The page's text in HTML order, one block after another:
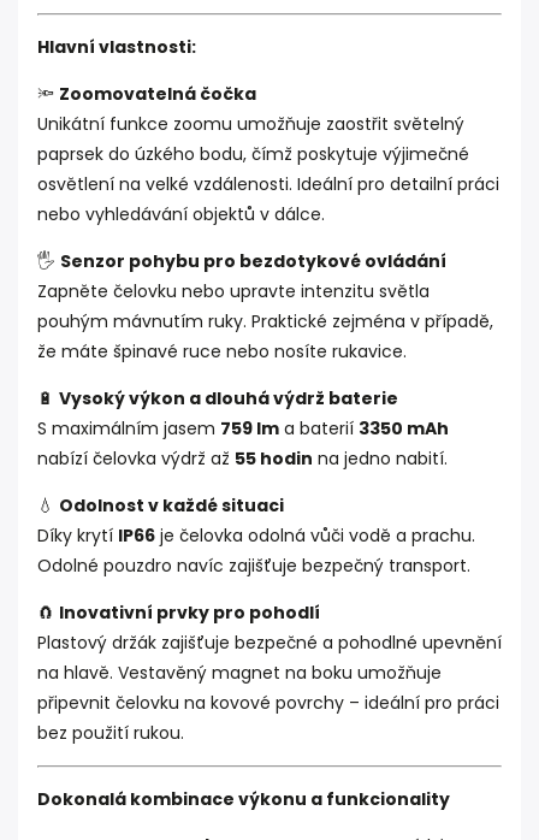
Hlavní vlastnosti:
🔦 Zoomovatelná čočka
Unikátní funkce zoomu umožňuje zaostřit světelný
paprsek do úzkého bodu, čímž poskytuje výjimečné
osvětlení na velké vzdálenosti. Ideální pro detailní práci
nebo vyhledávání objektů v dálce.
🖐️ Senzor pohybu pro bezdotykové ovládání
Zapněte čelovku nebo upravte intenzitu světla
pouhým mávnutím ruky. Praktické zejména v případě,
že máte špinavé ruce nebo nosíte rukavice.
🔋 Vysoký výkon a dlouhá výdrž baterie
S maximálním jasem 759 lm a baterií 3350 mAh
nabízí čelovka výdrž až 55 hodin na jedno nabití.
💧 Odolnost v každé situaci
Díky krytí IP66 je čelovka odolná vůči vodě a prachu.
Odolné pouzdro navíc zajišťuje bezpečný transport.
🧲 Inovativní prvky pro pohodlí
Plastový držák zajišťuje bezpečné a pohodlné upevnění
na hlavě. Vestavěný magnet na boku umožňuje
připevnit čelovku na kovové povrchy – ideální pro práci
bez použití rukou.
Dokonalá kombinace výkonu a funkcionality